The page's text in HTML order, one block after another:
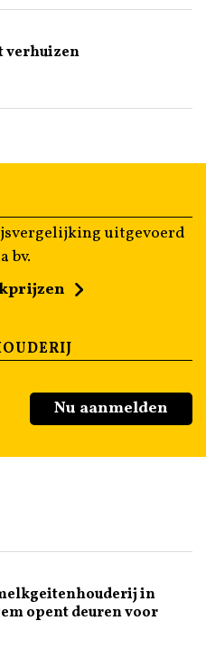
verhuizen
uitgevoerd
bv.
Nu aanmelden
in
opent deuren voor